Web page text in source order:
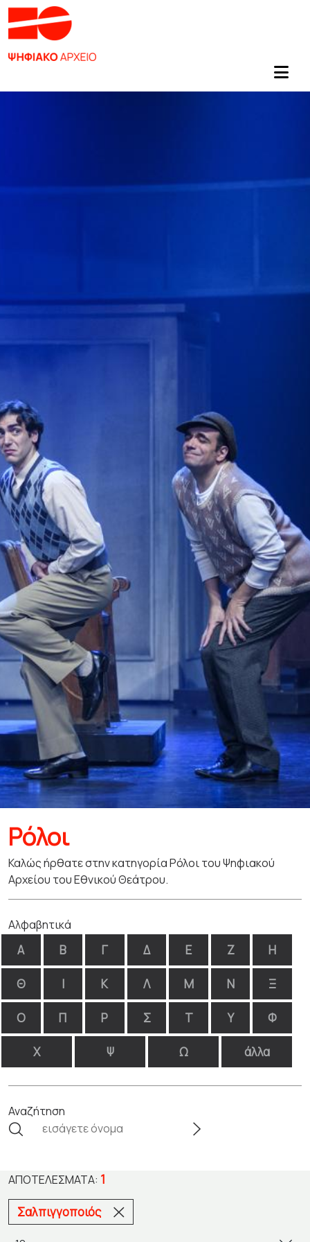
Ρόλοι
Καλώς ήρθατε στην κατηγορία Ρόλοι του Ψηφιακού
Αρχείου του Εθνικού Θεάτρου.
Αλφαβητικά
Α Β Γ Δ Ε Ζ Η
Θ Ι Κ Λ Μ Ν Ξ
Ο Π Ρ Σ Τ Υ Φ
Χ Ψ Ω άλλα
Αναζήτηση
ΑΠΟΤΕΛΈΣΜΑΤΑ: 1
Σαλπιγγοποιός